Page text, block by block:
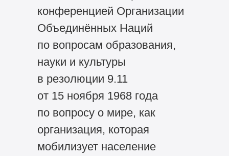
конференцией Организации
Объединённых Наций
по вопросам образования,
науки и культуры
в резолюции 9.11
от 15 ноября 1968 года
по вопросу о мире, как
организация, которая
мобилизует население